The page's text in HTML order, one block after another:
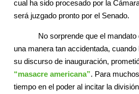
cual ha sido procesado por la
será juzgado pronto por el Senado.
No sorprende que el mandato
una manera tan accidentada,
su discurso de inauguración,
“masacre americana”. Para
tiempo en el poder al incitar la